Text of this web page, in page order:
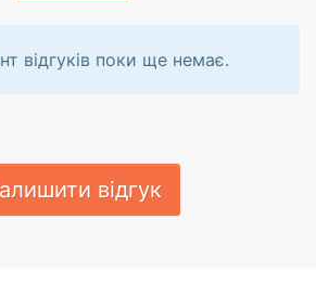
відгуків поки ще немає.
відгук